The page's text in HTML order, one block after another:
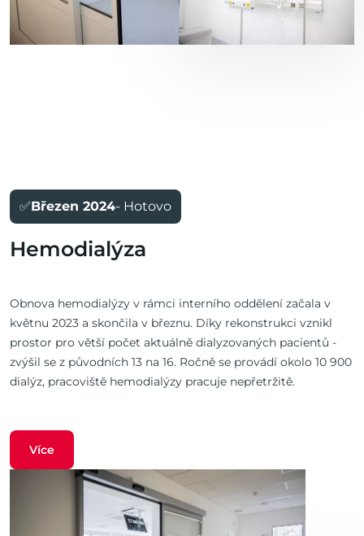
✅Březen 2024- Hotovo
Hemodialýza
Obnova hemodialýzy v rámci interního oddělení začala v
květnu 2023 a skončila v březnu. Díky rekonstrukci vznikl
prostor pro větší počet aktuálně dialyzovaných pacientů -
zvýšil se z původních 13 na 16. Ročně se provádí okolo 10 900
dialýz, pracoviště hemodialýzy pracuje nepřetržitě.
Více